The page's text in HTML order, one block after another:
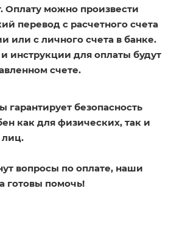
Оплату можно произвести
перевод с расчетного счета
или с личного счета в банке.
инструкции для оплаты будут
счете.
гарантирует безопасность
как для физических, так и
вопросы по оплате, наши
готовы помочь!